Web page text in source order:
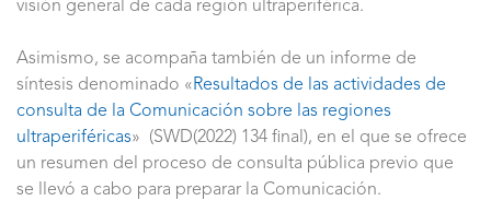
visión general de cada región ultraperiférica.
Asimismo, se acompaña también de un informe de
síntesis denominado «Resultados de las actividades de
consulta de la Comunicación sobre las regiones
ultraperiféricas» (SWD(2022) 134 final), en el que se ofrece
un resumen del proceso de consulta pública previo que
se llevó a cabo para preparar la Comunicación.